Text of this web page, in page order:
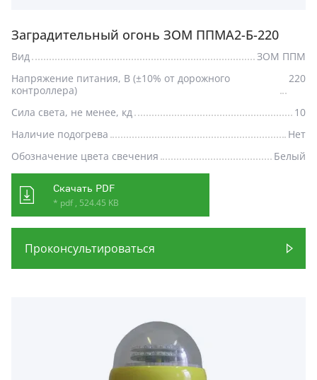
Заградительный огонь ЗОМ ППМА2-Б-220
Вид
ЗОМ ППМ
Напряжение питания, В (±10% от дорожного
контроллера)
220
Сила света, не менее, кд
10
Наличие подогрева
Нет
Обозначение цвета свечения
Белый
Скачать PDF
* pdf , 524.45 KB
Проконсультироваться